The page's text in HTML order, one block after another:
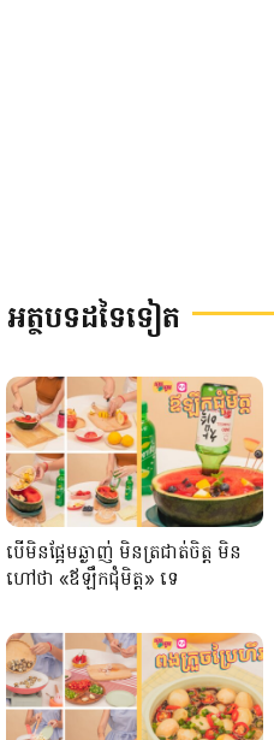
អត្ថបទដទៃទៀត
បើមិនផ្អែមឆ្ងាញ់ មិនត្រជាត់ចិត្ត មិន
ហៅថា «ឪឡឹកជុំមិត្ត» ទេ